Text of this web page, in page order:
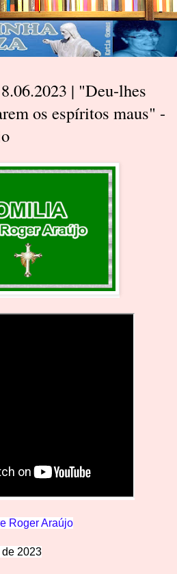
| "Deu-lhes
os espíritos maus" -
Roger Araújo
de 2023